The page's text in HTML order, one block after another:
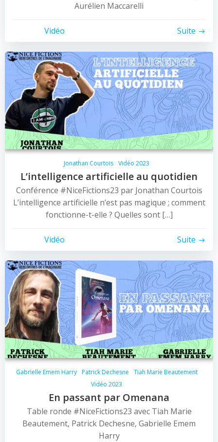
Aurélien Maccarelli
Vidéo Suite
Jonathan Courtois Vidéo 2023
L’intelligence artificielle au quotidien
Conférence #NiceFictions23 par Jonathan Courtois
L’intelligence artificielle n’est pas magique ; comment
fonctionne-t-elle ? Quelles sont […]
Vidéo Suite
Gabrielle Emem Harry Patrick Dechesne
Tiah Marie Beautement
Vidéo 2023
En passant par Omenana
Table ronde #NiceFictions23 avec Tiah Marie
Beautement, Patrick Dechesne, Gabrielle Emem
Harry